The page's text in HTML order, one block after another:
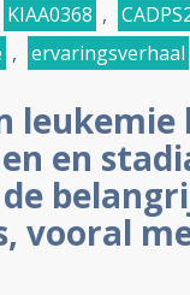
KIAA0368 ,
, ervaringsverhaal
leukemie
en
vooral